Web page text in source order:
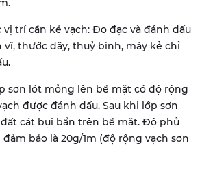
vị trí cần kẻ vạch: Đo đạc và đánh dấu
vĩ, thước dây, thuỷ bình, máy kẻ chỉ
sơn lót mỏng lên bề mặt có độ rộng
được đánh dấu. Sau khi lớp sơn
cát bụi bẩn trên bề mặt. Độ phủ
bảo là 20g/1m (độ rộng vạch sơn